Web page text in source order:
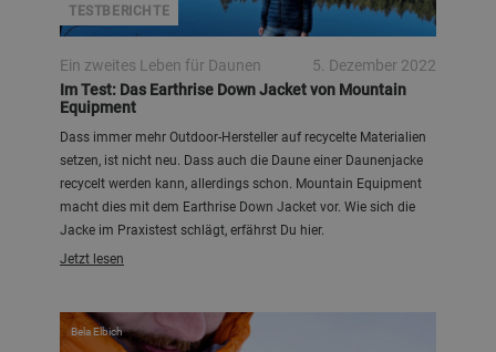
TESTBERICHTE
Ein zweites Leben für Daunen
5. Dezember 2022
Im Test: Das Earthrise Down Jacket von Mountain
Equipment
Dass immer mehr Outdoor-Hersteller auf recycelte Materialien
setzen, ist nicht neu. Dass auch die Daune einer Daunenjacke
recycelt werden kann, allerdings schon. Mountain Equipment
macht dies mit dem Earthrise Down Jacket vor. Wie sich die
Jacke im Praxistest schlägt, erfährst Du hier.
Jetzt lesen
Bela Elbich